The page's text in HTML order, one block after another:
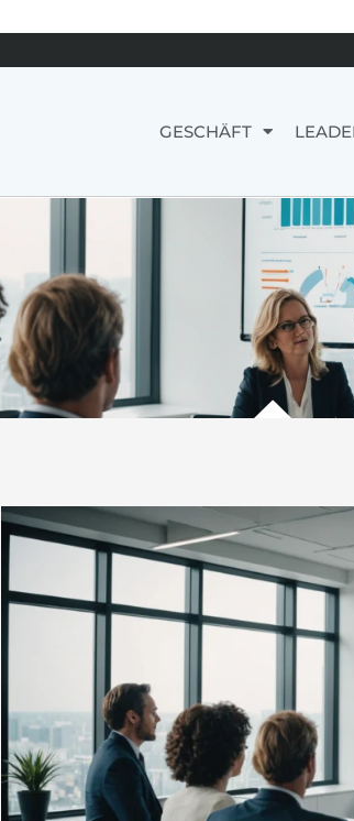
GESCHÄFT